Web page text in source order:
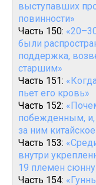
выступавших
повинности»
Часть 150:
были
поддержка,
старшим»
Часть 151:
пьет его кровь»
Часть 152:
побежденным, и,
за ним
Часть 153:
внутри
19 племен
Часть 154: